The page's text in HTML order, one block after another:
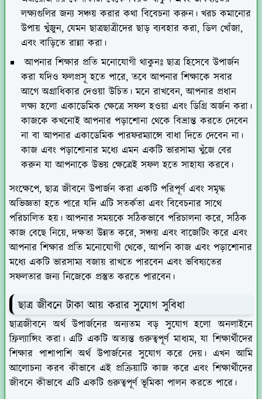
লক্ষ্যগুলির জন্য সঞ্চয় করার কথা বিবেচনা করুন। খরচ কমানোর
উপায় খুঁজুন, যেমন ছাত্রছাত্রীদের ছাড় ব্যবহার করা, ডিল খোঁজা,
এবং বাড়িতে রান্না করা।
আপনার শিক্ষার প্রতি মনোযোগী থাকুনঃছাত্র হিসেবে উপার্জন
করা যদিও ফলপ্রসূ হতে পারে, তবে আপনার শিক্ষাকে সবার
আগে অগ্রাধিকার দেওয়া উচিত। মনে রাখবেন, আপনার প্রধান
লক্ষ্য হলো একাডেমিক ক্ষেত্রে সফল হওয়া এবং ডিগ্রি অর্জন করা।
কাজকে কখনোই আপনার পড়াশোনা থেকে বিভ্রান্ত করতে দেবেন
না বা আপনার একাডেমিক পারফরম্যান্সে বাধা দিতে দেবেন না।
কাজ এবং পড়াশোনার মধ্যে এমন একটি ভারসাম্য খুঁজে বের
করুন যা আপনাকে উভয় ক্ষেত্রেই সফল হতে সাহায্য করবে।
সংক্ষেপে, ছাত্র জীবনে উপার্জন করা একটি পরিপূর্ণ এবং সমৃদ্ধ
অভিজ্ঞতা হতে পারে যদি এটি সতর্কতা এবং বিবেচনার সাথে
পরিচালিত হয়। আপনার সময়কে সঠিকভাবে পরিচালনা করে, সঠিক
কাজ বেছে নিয়ে, দক্ষতা উন্নত করে, সঞ্চয় এবং বাজেটিং করে এবং
আপনার শিক্ষার প্রতি মনোযোগী থেকে, আপনি কাজ এবং পড়াশোনার
মধ্যে একটি ভারসাম্য বজায় রাখতে পারবেন এবং ভবিষ্যতের
সফলতার জন্য নিজেকে প্রস্তুত করতে পারবেন।
ছাত্র জীবনে টাকা আয় করার সুযোগ সুবিধা
ছাত্রজীবনে অর্থ উপার্জনের অন্যতম বড় সুযোগ হলো অনলাইনে
ফ্রিল্যান্সিং করা। এটি একটি অত্যন্ত গুরুত্বপূর্ণ মাধ্যম, যা শিক্ষার্থীদের
শিক্ষার পাশাপাশি অর্থ উপার্জনের সুযোগ করে দেয়। এখন আমি
আলোচনা করব কীভাবে এই প্রক্রিয়াটি কাজ করে এবং শিক্ষার্থীদের
জীবনে কীভাবে এটি একটি গুরুত্বপূর্ণ ভূমিকা পালন করতে পারে।